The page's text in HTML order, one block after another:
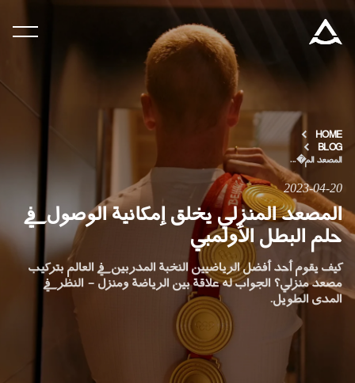
المنتجات
التكنولوجيا والسلامة
المدونة والأخبار
نبذة عن ARITCO
للمحترفين
اطلب جهاز هوم كيت الرقمي
ابق على تواصل معنا
HOME
BLOG
المصعد الم�...
2023-04-20
المصعد المنزلي يخلق إمكانية الوصول في
حلم البطل الأولمبي
كيف يقوم أحد أفضل الرياضيين النخبة المدربين في العالم بتركيب
مصعد منزلي؟ الجواب له علاقة بين الرياضة ومنزل - النظر في
المدى الطويل.